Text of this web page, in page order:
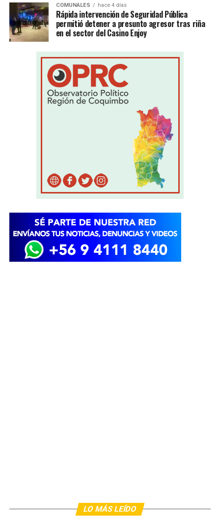
COMUNALES hace 4 días
Rápida intervención de Seguridad Pública
permitió detener a presunto agresor tras riña
en el sector del Casino Enjoy
LO MÁS LEÍDO